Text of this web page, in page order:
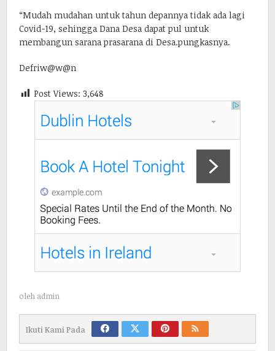
“Mudah mudahan untuk tahun depannya tidak ada lagi
Covid-19, sehingga Dana Desa dapat pul untuk
membangun sarana prasarana di Desa.pungkasnya.
Defriw@w@n
Post Views: 3,648
oleh admin
Ikuti Kami Pada